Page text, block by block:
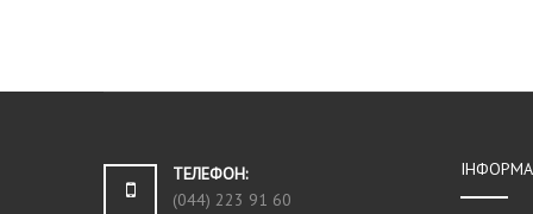
ТЕЛЕФОН:
(044) 223 91 60